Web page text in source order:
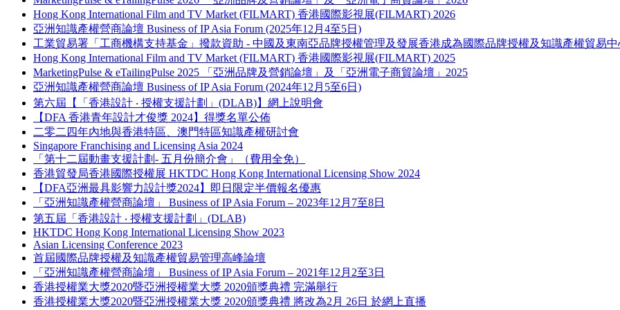
Hong Kong International Film and TV Market (FILMART) 香港國際影視展(FILMART) 2026
亞洲知識產權營商論壇 Business of IP Asia Forum (2025年12月4至5日)
工業貿易署「工商機構支持基金」撥款資助 - 中國及東南亞品牌授權管理及發展香港成為國際品牌授權及知識產權貿易
Hong Kong International Film and TV Market (FILMART) 香港國際影視展(FILMART) 2025
MarketingPulse & eTailingPulse 2025 「亞洲品牌及營銷論壇」及「亞洲電子商貿論壇」2025
亞洲知識產權營商論壇 Business of IP Asia Forum (2024年12月5至6日)
第六屆【「香港設計 ‧ 授權支援計劃」(DLAB)】網上說明會
【DFA 香港青年設計才俊獎 2024】得獎名單公佈
二零二四年內地與香港特區、澳門特區知識產權研討會
Singapore Franchising and Licensing Asia 2024
「第十二屆動畫支援計劃- 五月份簡介會」（費用全免）
香港貿發局香港國際授權展 HKTDC Hong Kong International Licensing Show 2024
【DFA亞洲最具影響力設計獎2024】即日限定半價報名優惠
「亞洲知識產權營商論壇」 Business of IP Asia Forum – 2023年12月7至8日
第五屆「香港設計 ‧ 授權支援計劃」(DLAB)
HKTDC Hong Kong International Licensing Show 2023
Asian Licensing Conference 2023
首屆國際品牌授權及知識產權貿易管理高峰論壇
「亞洲知識產權營商論壇」 Business of IP Asia Forum – 2021年12月2至3日
香港授權業大獎2020暨亞洲授權業大獎 2020頒獎典禮 完滿舉行
香港授權業大獎2020暨亞洲授權業大獎 2020頒獎典禮 將改為2月 26日 於網上直播